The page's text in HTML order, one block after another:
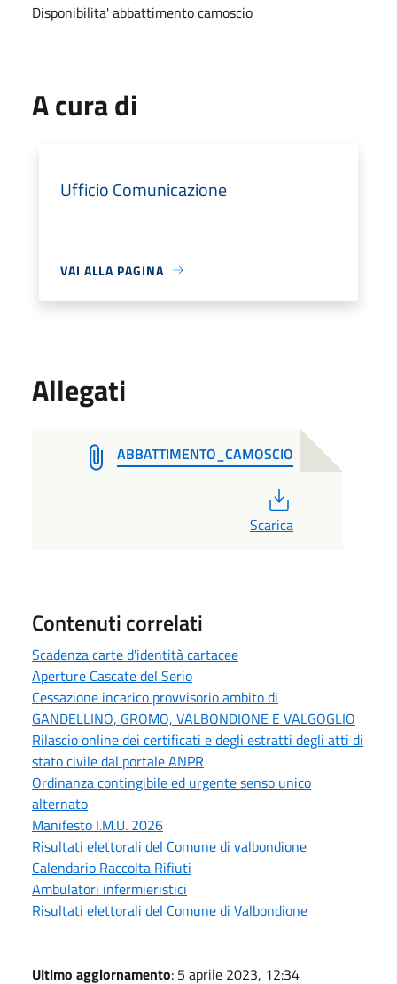
Disponibilita' abbattimento camoscio
A cura di
Ufficio Comunicazione
VAI ALLA PAGINA
Allegati
ABBATTIMENTO_CAMOSCIO
Scarica
Contenuti correlati
Scadenza carte d'identità cartacee
Aperture Cascate del Serio
Cessazione incarico provvisorio ambito di
GANDELLINO, GROMO, VALBONDIONE E VALGOGLIO
Rilascio online dei certificati e degli estratti degli atti di
stato civile dal portale ANPR
Ordinanza contingibile ed urgente senso unico
alternato
Manifesto I.M.U. 2026
Risultati elettorali del Comune di valbondione
Calendario Raccolta Rifiuti
Ambulatori infermieristici
Risultati elettorali del Comune di Valbondione
Ultimo aggiornamento: 5 aprile 2023, 12:34